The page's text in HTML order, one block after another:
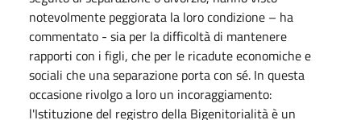
notevolmente peggiorata la loro condizione – ha
commentato - sia per la difficoltà di mantenere
rapporti con i figli, che per le ricadute economiche e
sociali che una separazione porta con sé. In questa
occasione rivolgo a loro un incoraggiamento:
l'Istituzione del registro della Bigenitorialità è un